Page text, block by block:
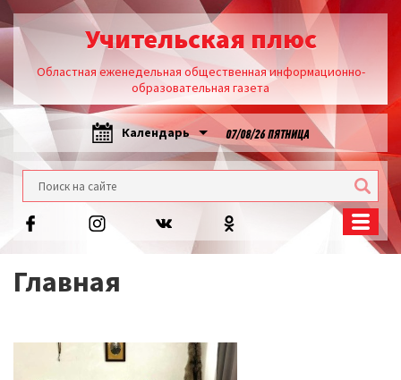
Учительская плюс
Областная еженедельная общественная информационно-
образовательная газета
Календарь 07/08/26 ПЯТНИЦА
Главная